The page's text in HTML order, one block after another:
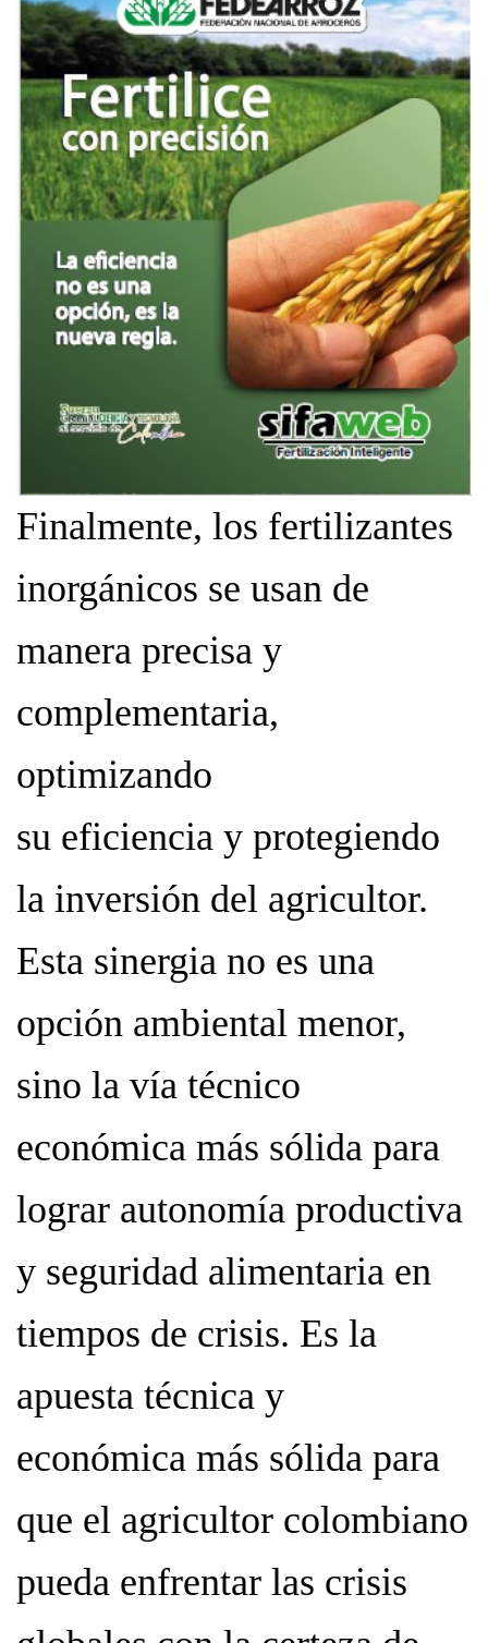
Finalmente, los fertilizantes
inorgánicos se usan de
manera precisa y
complementaria,
optimizando
su eficiencia y protegiendo
la inversión del agricultor.
Esta sinergia no es una
opción ambiental menor,
sino la vía técnico
económica más sólida para
lograr autonomía productiva
y seguridad alimentaria en
tiempos de crisis. Es la
apuesta técnica y
económica más sólida para
que el agricultor colombiano
pueda enfrentar las crisis